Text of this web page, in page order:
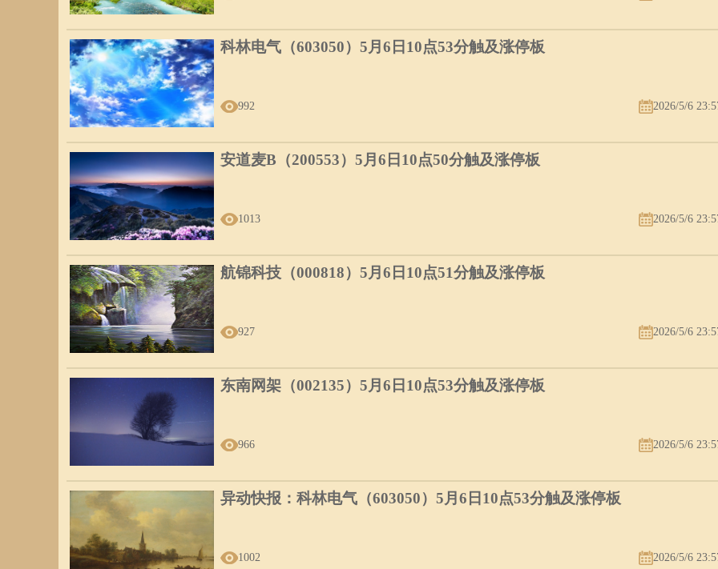
科林电气（603050）5月6日10点53分触及涨停板
992 2026/5/6
安道麦B（200553）5月6日10点50分触及涨停板
1013 2026/5/6
航锦科技（000818）5月6日10点51分触及涨停板
927 2026/5/6
东南网架（002135）5月6日10点53分触及涨停板
966 2026/5/6
异动快报：科林电气（603050）5月6日10点53分触及涨停板
1002 2026/5/6